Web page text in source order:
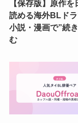
【保存版】原作
読める海外BLドラ
小説・漫画で”続
む